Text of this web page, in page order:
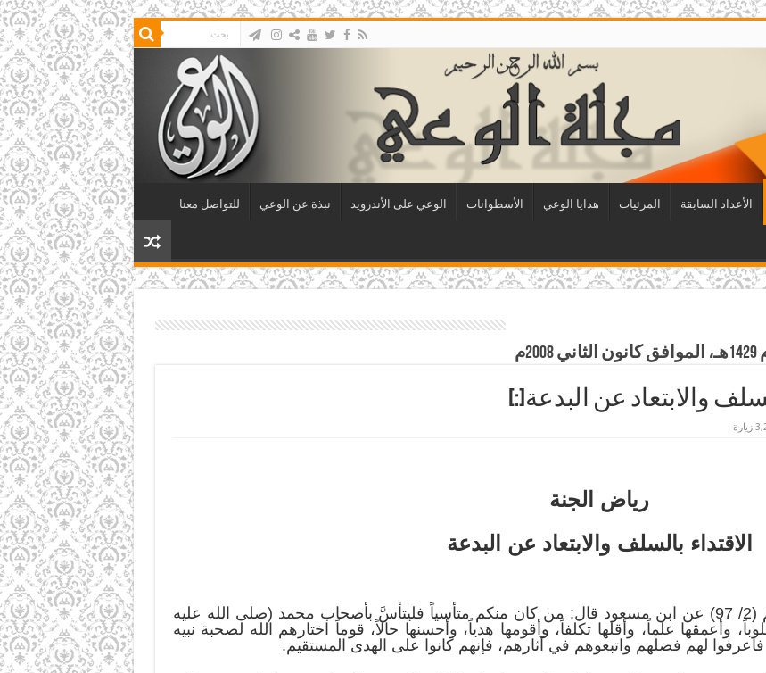
الأعداد السابقة المرئيات هدايا الوعي الأسطوانات الوعي على الأندرويد نبذة عن الوعي للتواصل معنا
رياض الجنة
الاقتداء بالسلف والابتعاد عن البدعة
– أخرج ابن عبد البر في جامع بيان العلم (2/ 97) عن ابن مسعود قال: من كان منكم متأسياً فليتأسَّ بأصحاب محمد (صلى الله عليه
وأعمقها علماً، وأقلها تكلفاً، وأقومها هدياً، وأحسنها حالاً، قوماً اختارهم الله لصحبة نبيه
لهم فضلهم واتبعوهم في آثارهم، فإنهم كانوا على الهدى المستقيم.